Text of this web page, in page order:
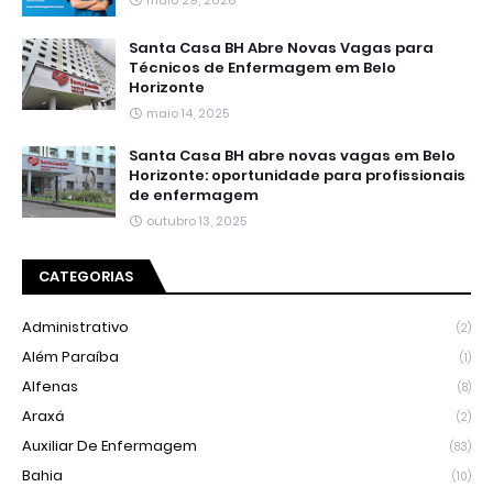
Santa Casa BH Abre Novas Vagas para
Técnicos de Enfermagem em Belo
Horizonte
maio 14, 2025
Santa Casa BH abre novas vagas em Belo
Horizonte: oportunidade para profissionais
de enfermagem
outubro 13, 2025
CATEGORIAS
Administrativo (2)
Além Paraíba (1)
Alfenas (8)
Araxá (2)
Auxiliar De Enfermagem (83)
Bahia (10)